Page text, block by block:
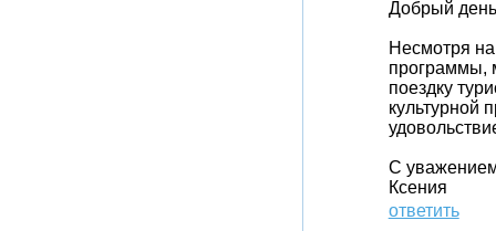
Добрый
Несмотря
программы,
поездку
культурной
С
Ксения
ответить